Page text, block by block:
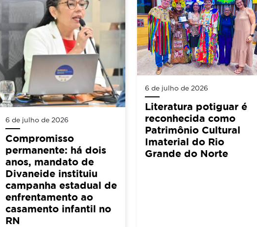
6 de julho de 2026
Compromisso
permanente: há dois
anos, mandato de
Divaneide instituiu
campanha estadual de
enfrentamento ao
casamento infantil no
RN
6 de julho de 2026
Literatura potiguar é
reconhecida como
Patrimônio Cultural
Imaterial do Rio
Grande do Norte